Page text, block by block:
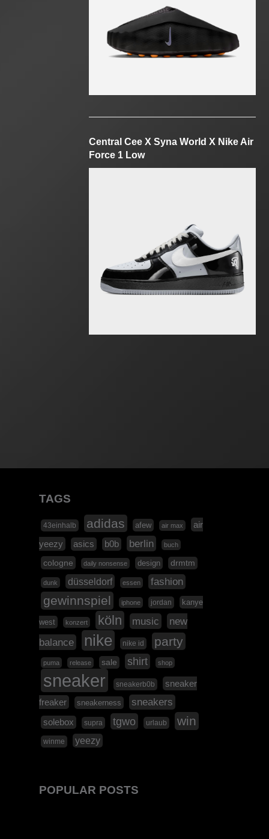
Central Cee X Syna World X Nike Air
Force 1 Low
TAGS
43einhalb adidas afew air max
air
yeezy
asics b0b berlin buch
cologne daily nonsense design drmtm
dunk düsseldorf essen fashion
gewinnspiel iphone jordan kanye
west konzert köln music
new
balance
nike nike id party
puma release sale shirt shop
sneaker sneakerb0b
sneaker
freaker
sneakerness sneakers
solebox supra tgwo urlaub win
winme yeezy
POPULAR POSTS